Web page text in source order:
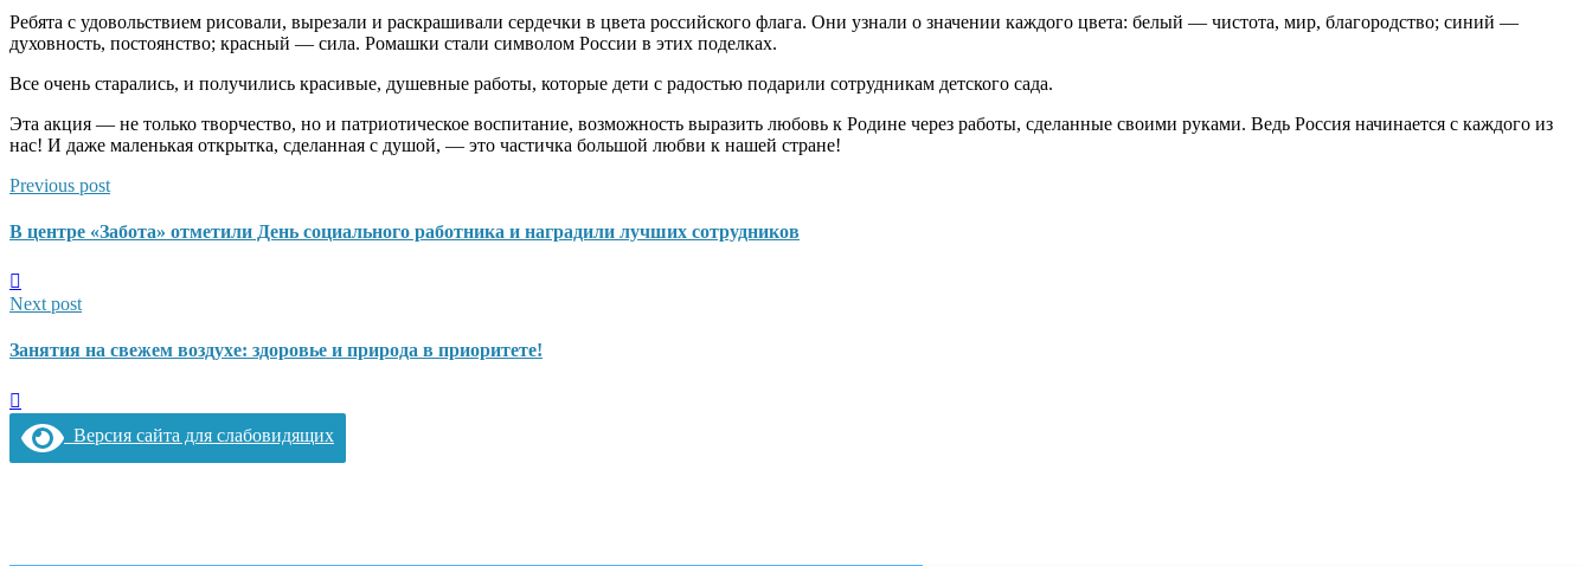
Ребята с удовольствием рисовали, вырезали и раскрашивали сердечки в цвета российского флага. Они узнали о значении каждого цвета: белый — чистота, мир, благородство; синий —
духовность, постоянство; красный — сила. Ромашки стали символом России в этих поделках.
Все очень старались, и получились красивые, душевные работы, которые дети с радостью подарили сотрудникам детского сада.
Эта акция — не только творчество, но и патриотическое воспитание, возможность выразить любовь к Родине через работы, сделанные своими руками. Ведь Россия начинается с каждого из
нас! И даже маленькая открытка, сделанная с душой, — это частичка большой любви к нашей стране!
Previous post
В центре «Забота» отметили День социального работника и наградили лучших сотрудников
Next post
Занятия на свежем воздухе: здоровье и природа в приоритете!
Версия сайта для слабовидящих